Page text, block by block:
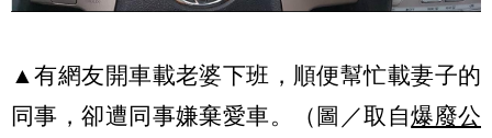
▲有網友開車載老婆下班，順便幫忙載妻子的
同事，卻遭同事嫌棄愛車。（圖／取自爆廢公